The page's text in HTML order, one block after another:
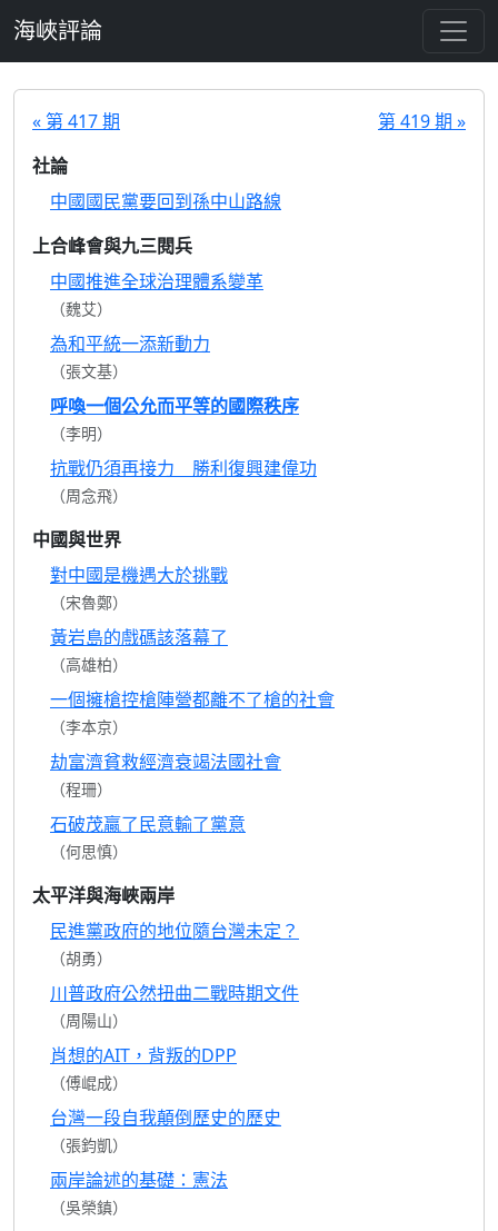
海峽評論
« 第 417 期
第 419 期 »
社論
中國國民黨要回到孫中山路線
上合峰會與九三閱兵
中國推進全球治理體系變革
（魏艾）
為和平統一添新動力
（張文基）
呼喚一個公允而平等的國際秩序
（李明）
抗戰仍須再接力 勝利復興建偉功
（周念飛）
中國與世界
對中國是機遇大於挑戰
（宋魯鄭）
黃岩島的戲碼該落幕了
（高雄柏）
一個擁槍控槍陣營都離不了槍的社會
（李本京）
劫富濟貧救經濟衰竭法國社會
（程珊）
石破茂贏了民意輸了黨意
（何思慎）
太平洋與海峽兩岸
民進黨政府的地位隨台灣未定？
（胡勇）
川普政府公然扭曲二戰時期文件
（周陽山）
肖想的AIT，背叛的DPP
（傅崐成）
台灣一段自我顛倒歷史的歷史
（張鈞凱）
兩岸論述的基礎：憲法
（吳榮鎮）